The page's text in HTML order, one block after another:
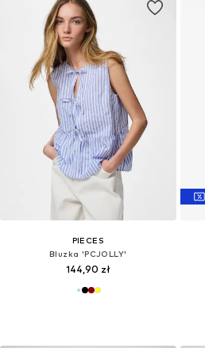
PIECES
Bluzka 'PCJOLLY'
144,90 zł